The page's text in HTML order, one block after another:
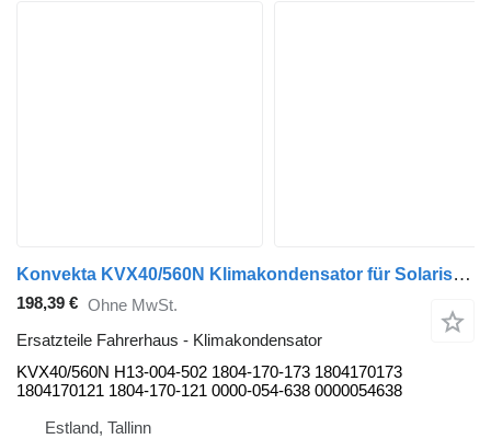
Konvekta KVX40/560N Klimakondensator für Solaris Urbino, Alpino, Vacanza (1999-) Bus
198,39 € Ohne MwSt.
Ersatzteile Fahrerhaus - Klimakondensator
KVX40/560N H13-004-502 1804-170-173 1804170173
1804170121 1804-170-121 0000-054-638 0000054638
Estland, Tallinn